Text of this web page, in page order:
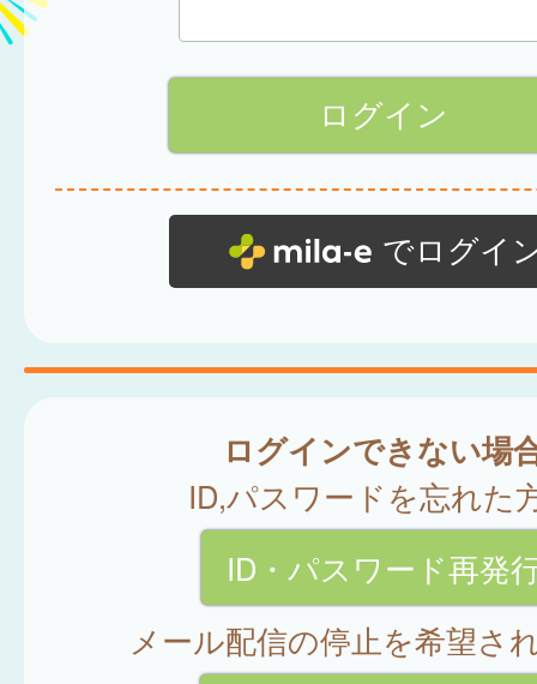
でログイ
ログインできない場
ID,パスワードを忘れた
ID・パスワード再発
メール配信の停止を希望さ